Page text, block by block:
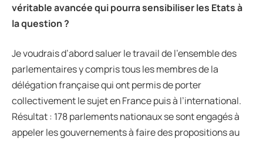
véritable avancée qui pourra sensibiliser les Etatsà
la question ?
Je voudrais d’abord saluer le travail de l’ensemble des
parlementaires y compris tous les membres de la
délégation française qui ont permis de porter
collectivement le sujet en France puis à l’international.
Résultat : 178 parlements nationaux se sont engagés à
appeler les gouvernements à faire des propositions au